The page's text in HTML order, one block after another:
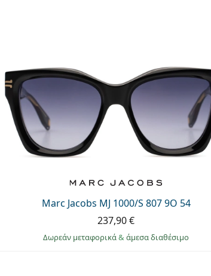
Marc Jacobs MJ 1000/S 807 9O 54
237,90 €
Δωρεάν μεταφορικά& άμεσα διαθέσιμο